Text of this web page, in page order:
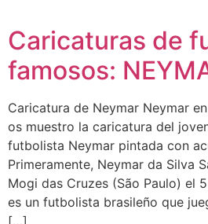
Caricaturas de
famosos:
Caricatura de Neymar Neymar
os muestro la caricatura del
futbolista Neymar pintada con
Primeramente, Neymar da Silva
Mogi das Cruzes (São Paulo) el
es un futbolista brasileño que
[…]